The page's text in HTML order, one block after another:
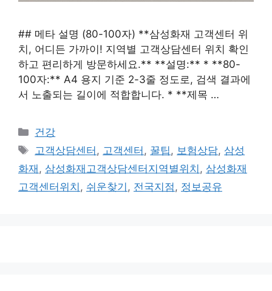
## 메타 설명 (80-100자) **삼성화재 고객센터 위
치, 어디든 가까이! 지역별 고객상담센터 위치 확인
하고 편리하게 방문하세요.** **설명:** * **80-
100자:** A4 용지 기준 2-3줄 정도로, 검색 결과에
서 노출되는 길이에 적합합니다. * **제목 …
카
테
리
건강
태
그
고객상담센터 , 고객센터 , 꿀팁 , 보험상담, 삼성
화재 , 삼성화재고객상담센터지역별위치 , 삼성화재
고객센터위치 , 쉬운찾기 , 전국지점 , 정보공유